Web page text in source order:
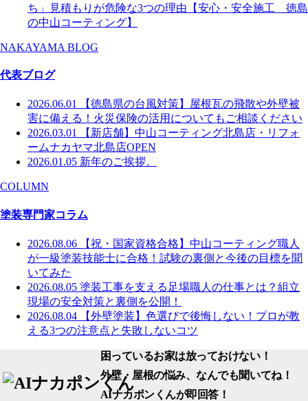
ち」見積もりが危険な3つの理由【安心・安全施工 徳島
の中山コーティング】
NAKAYAMA BLOG
代表ブログ
2026.06.01
【徳島県の台風対策】屋根瓦の飛散や外壁被
害に備える！火災保険の活用についてもご相談ください
2026.03.01
【新店舗】中山コーティング北島店・リフォ
ームナカヤマ北島店OPEN
2026.01.05 新年のご挨拶。
COLUMN
塗装専門家コラム
2026.08.06
【祝・国家資格合格】中山コーティング職人
が一級塗装技能士に合格！試験の裏側と今後の目標を聞
いてみた
2026.08.05 塗装工事を支える足場職人の仕事とは？組立
現場の安全対策と裏側を公開！
2026.08.04
【外壁塗装】色選びで後悔しない！プロが教
える3つの注意点と失敗しないコツ
困っているお家は放っておけない！
外壁・屋根の悩み、なんでも聞いてね！
AIナカポンくんが即回答！